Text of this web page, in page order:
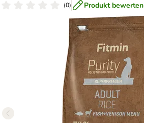
(0) Produkt bewerten